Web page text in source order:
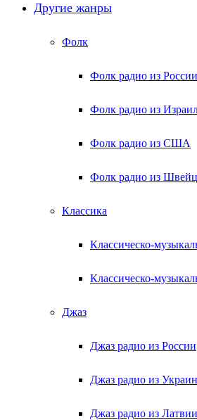
Другие жанры
Фолк
Фолк радио из России
Фолк радио из
Фолк радио из США
Фолк радио из
Классика
Классическо-
Классическо-
Джаз
Джаз радио из России
Джаз радио из
Джаз радио из Латвии